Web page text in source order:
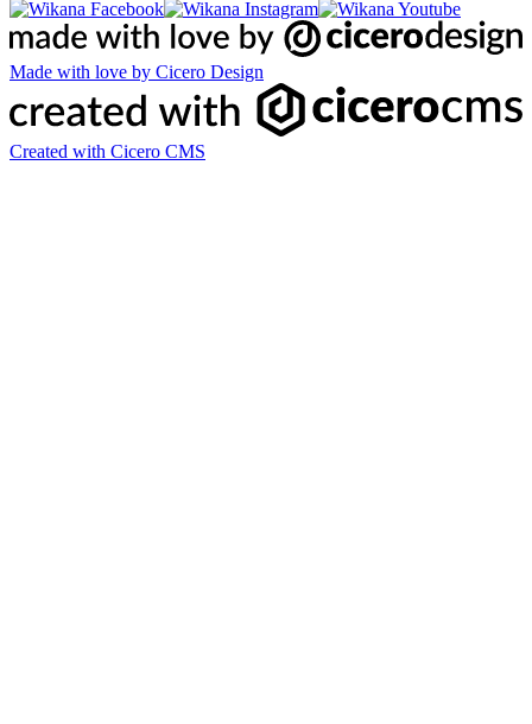
Made with love by Cicero Design
Created with Cicero CMS